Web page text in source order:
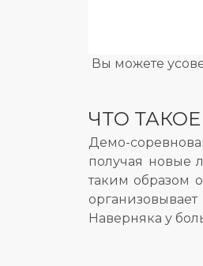
Вы можете
ЧТО
Демо-
получая новые
таким образом
Наверняка у